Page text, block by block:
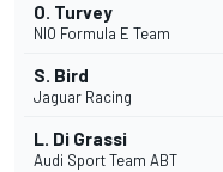
O. Turvey
NIO Formula E Team
S. Bird
Jaguar Racing
L. Di Grassi
Audi Sport Team ABT